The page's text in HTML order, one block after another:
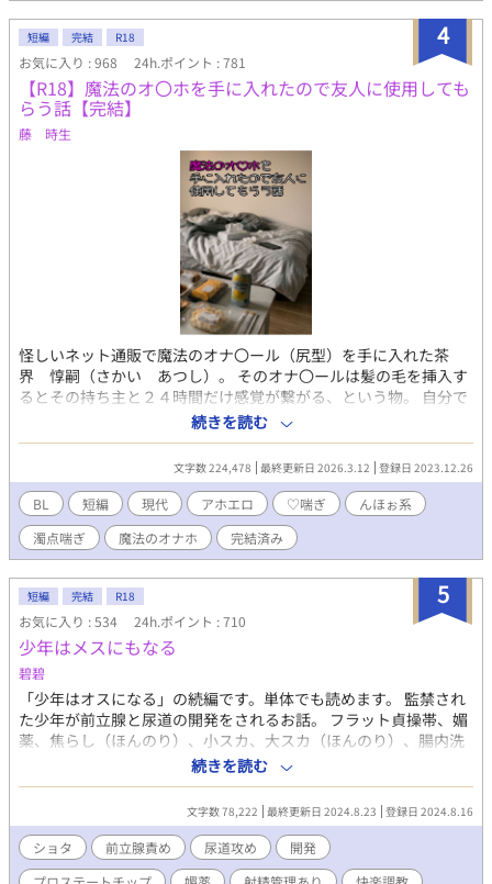
4
短編 完結 R18
お気に入り : 968 24h.ポイント : 781
【R18】魔法のオ〇ホを手に入れたので友人に使用しても
らう話【完結】
藤 時生
怪しいネット通販で魔法のオナ〇ール（尻型）を手に入れた茶
界 惇嗣（さかい あつし）。 そのオナ〇ールは髪の毛を挿入す
るとその持ち主と２４時間だけ感覚が繋がる、という物。 自分で
試して魔法のオナ〇ールが本物だと理解した惇嗣が次にとった行
動は、友人の加田喜勇（かだ きゆう）に自分と繋げたオナ〇ー
ルを使ってもらうことだった……。 読み切りでしたが、続きを投
稿することにしました。よろしくお願いします。 2024.10.4完結
しました。 【各話に含まれる要素】 1話：受×オ〇ホ、オ〇ホ×
攻、 2話：オ〇ホを介したアナル舐め 3話：即ハメ、受け→デ〇ル
ドへのフ〇ラ 4話：攻→デ〇ルドへのフ〇ラ、デ〇ルド×受、潮
吹き 5話：受→攻へのフ〇ラ、隠姦、 6話：結腸姦、疑似排泄（ほ
ぼ描写なし）、乳首イキ、 6話番外：シャワー浣腸 受→攻への
フ〇ラ、飲精 7話：結腸姦、潮吹き 番外：睡姦、受→攻へのフ〇
ラ、結腸姦 8話：乳首イキ、結腸姦、潮吹き 9話：軽度の緊縛、結
腸姦 10話：結腸姦、潮吹き 番外：尿道ブジー、結腸姦、潮吹き
続きを読む
文字数 224,478 最終更新日 2026.3.12 登録日 2023.12.26
BL 短編 現代 アホエロ ♡喘ぎ
んほぉ系
濁点喘ぎ
魔法のオナホ 完結済み
5
短編 完結 R18
お気に入り : 534 24h.ポイント : 710
少年はメスにもなる
碧碧
「少年はオスになる」の続編です。単体でも読めます。 監禁され
た少年が前立腺と尿道の開発をされるお話。 フラット貞操帯、媚
薬、焦らし（ほんのり）、小スカ、大スカ（ほんのり）、腸内洗
浄、メスイキ、エネマグラ、連続絶頂、前立腺責め、尿道責め、
亀頭責め（ほんのり）、プロステートチップ、攻めに媚薬、攻め
の射精我慢、攻め喘ぎ（押し殺し系）、見られながらの性行為な
どがあります。 挿入ありです。本編では調教師×ショタ、調教師
×ショタ×モブショタの3Pもありますので閲覧ご注意ください。
番外編では全て小スカでの絶頂があり、とにかくラブラブ甘々恋
続きを読む
文字数 78,222 最終更新日 2024.8.23 登録日 2024.8.16
ショタ 前立腺責め 尿道攻め
開発